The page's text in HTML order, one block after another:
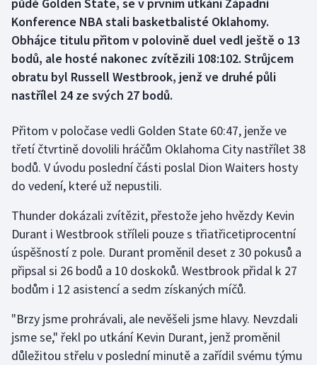
Box
Curling
Dostihy
Futsal
Golf
Gymnastika
Házená
Jezdectví
Krasobruslení
půdě Golden State, se v prvním utkání Západní
Konference NBA stali basketbalisté Oklahomy.
Obhájce titulu přitom v polovině duel vedl ještě o 13
bodů, ale hosté nakonec zvítězili 108:102. Strůjcem
obratu byl Russell Westbrook, jenž ve druhé půli
nastřílel 24 ze svých 27 bodů.
Přitom v poločase vedli Golden State 60:47, jenže ve
třetí čtvrtině dovolili hráčům Oklahoma City nastřílet 38
bodů. V úvodu poslední části poslal Dion Waiters hosty
do vedení, které už nepustili.
Thunder dokázali zvítězit, přestože jeho hvězdy Kevin
Durant i Westbrook stříleli pouze s třiatřicetiprocentní
úspěšností z pole. Durant proměnil deset z 30 pokusů a
připsal si 26 bodů a 10 doskoků. Westbrook přidal k 27
bodům i 12 asistencí a sedm získaných míčů.
"Brzy jsme prohrávali, ale nevěšeli jsme hlavy. Nevzdali
jsme se," řekl po utkání Kevin Durant, jenž proměnil
důležitou střelu v poslední minutě a zařídil svému týmu